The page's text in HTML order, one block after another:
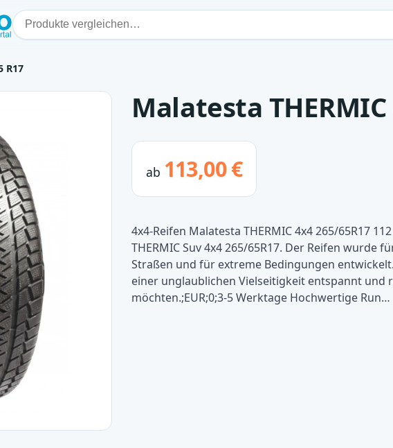
R17
Malatesta
ab 113,00 €
4x4-Reifen Malatesta THERMIC 4x4 265/65R17
THERMIC Suv 4x4 265/65R17. Der Reifen
Straßen und für extreme Bedingungen
einer unglaublichen Vielseitigkeit entspannt und
möchten.;EUR;0;3-5 Werktage Hochwertige Run…